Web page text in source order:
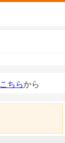
こちらから